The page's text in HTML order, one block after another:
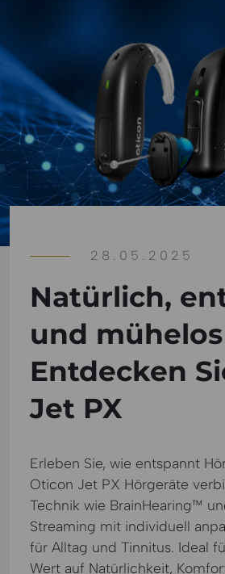
28.05.2025
Natürlich,
und
Entdecken
Jet PX
Erleben Sie, wie entspannt
Oticon Jet PX Hörgeräte
Technik wie BrainHearing™
Streaming mit individuell
für Alltag und Tinnitus. Ideal
Wert auf Natürlichkeit,